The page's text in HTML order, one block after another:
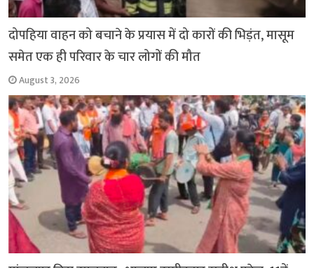
दोपहिया वाहन को बचाने के प्रयास में दो कारों की भिड़ंत, मासूम
समेत एक ही परिवार के चार लोगों की मौत
August 3, 2026